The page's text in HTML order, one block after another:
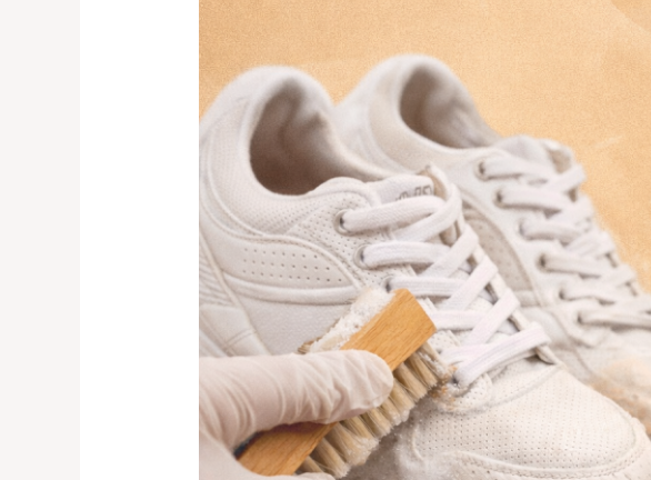
Otomatis
untuk
Laundry
Modern
Investasi
yang
Menguntungkan